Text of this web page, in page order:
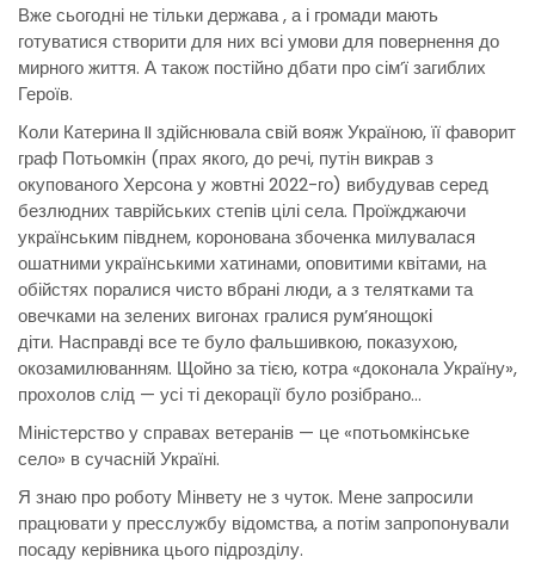
Вже сьогодні не тільки держава , а і громади мають
готуватися створити для них всі умови для повернення до
мирного життя. А також постійно дбати про сім’ї загиблих
Героїв.
Коли Катерина II здійснювала свій вояж Україною, її фаворит
граф Потьомкін (прах якого, до речі, путін викрав з
окупованого Херсона у жовтні 2022-го) вибудував серед
безлюдних таврійських степів цілі села. Проїжджаючи
українським півднем, коронована збоченка милувалася
ошатними українськими хатинами, оповитими квітами, на
обійстях поралися чисто вбрані люди, а з телятками та
овечками на зелених вигонах гралися рум’янощокі
діти. Насправді все те було фальшивкою, показухою,
окозамилюванням. Щойно за тією, котра «доконала Україну»,
прохолов слід — усі ті декорації було розібрано…
Міністерство у справах ветеранів — це «потьомкінське
село» в сучасній Україні.
Я знаю про роботу Мінвету не з чуток. Мене запросили
працювати у пресслужбу відомства, а потім запропонували
посаду керівника цього підрозділу.